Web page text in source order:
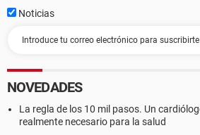
Noticias
NOVEDADES
La regla de los 10 mil pasos. Un
realmente necesario para la salud